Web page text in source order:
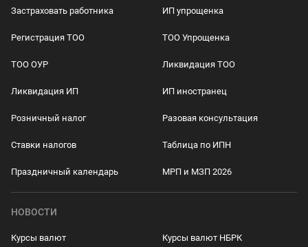
Застраховать работника ИП упрощенка
Регистрация ТОО ТОО Упрощенка
ТОО ОУР Ликвидация ТОО
Ликвидация ИП ИП иностранец
Розничный налог Разовая консультация
Ставки налогов Таблица по ИПН
Праздничный календарь МРП и МЗП 2026
НОВОСТИ
Курсы валют Курсы валют НБРК